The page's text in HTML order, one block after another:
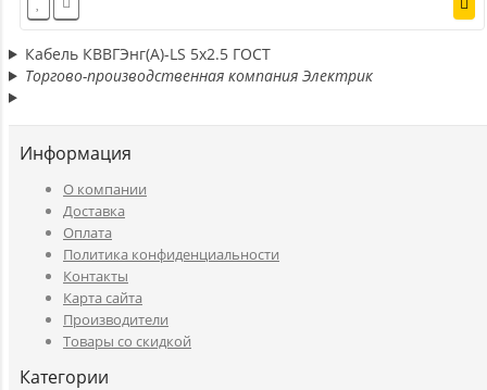
Кабель КВВГЭнг(А)-LS 5х2.5 ГОСТ
Торгово-производственная компания Электрик
Информация
O компании
Доставка
Оплата
Политика конфиденциальности
Контакты
Карта сайта
Производители
Товары со скидкой
Категории